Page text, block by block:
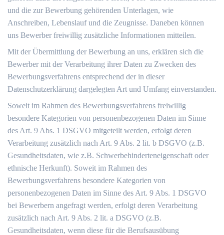
und die zur Bewerbung gehörenden Unterlagen, wie
Anschreiben, Lebenslauf und die Zeugnisse. Daneben können
uns Bewerber freiwillig zusätzliche Informationen mitteilen.
Mit der Übermittlung der Bewerbung an uns, erklären sich die
Bewerber mit der Verarbeitung ihrer Daten zu Zwecken des
Bewerbungsverfahrens entsprechend der in dieser
Datenschutzerklärung dargelegten Art und Umfang einverstanden.
Soweit im Rahmen des Bewerbungsverfahrens freiwillig
besondere Kategorien von personenbezogenen Daten im Sinne
des Art. 9 Abs. 1 DSGVO mitgeteilt werden, erfolgt deren
Verarbeitung zusätzlich nach Art. 9 Abs. 2 lit. b DSGVO (z.B.
Gesundheitsdaten, wie z.B. Schwerbehinderteneigenschaft oder
ethnische Herkunft). Soweit im Rahmen des
Bewerbungsverfahrens besondere Kategorien von
personenbezogenen Daten im Sinne des Art. 9 Abs. 1 DSGVO
bei Bewerbern angefragt werden, erfolgt deren Verarbeitung
zusätzlich nach Art. 9 Abs. 2 lit. a DSGVO (z.B.
Gesundheitsdaten, wenn diese für die Berufsausübung